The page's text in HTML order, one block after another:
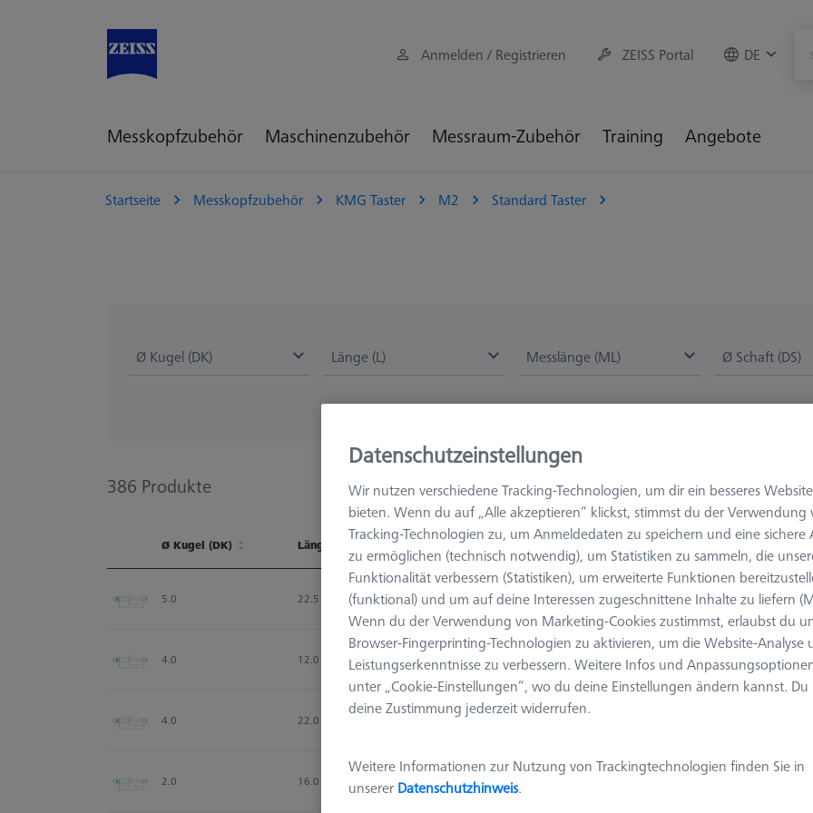
Anmelden / Registrieren ZEISS Portal DE
Messkopfzubehör Maschinenzubehör Messraum-Zubehör Training Angebote
Startseite Messkopfzubehör KMG Taster M2 Standard Taster
Ø Kugel (DK) Länge (L) Messlänge (ML) Ø Schaft (DS)
386 Produkte Verfügbarkeit
Ø Kugel (DK) Länge (L) Messlänge (ML)
Messlänge (ML) Ø Schaft (DS) Tastmaterial
5.0
22.5 16.5 2.0 Rubin
4.0 12.0 6.0 2.0 Rubin
4.0 22.0 16.0
2.0 16.0 10.0
Datenschutzeinstellungen
Wir nutzen verschiedene Tracking-Technologien, um dir ein besseres
bieten. Wenn du auf „Alle akzeptieren“ klickst, stimmst du der Verwendung
Tracking-Technologien zu, um Anmeldedaten zu speichern und eine sichere
zu ermöglichen (technisch notwendig), um Statistiken zu sammeln, die
Funktionalität verbessern (Statistiken), um erweiterte Funktionen
(funktional) und um auf deine Interessen zugeschnittene Inhalte zu liefern
Wenn du der Verwendung von Marketing-Cookies zustimmst, erlaubst du
Browser-Fingerprinting-Technologien zu aktivieren, um die Website-Analyse
Leistungserkenntnisse zu verbessern. Weitere Infos und
unter „Cookie-Einstellungen“, wo du deine Einstellungen ändern kannst.
deine Zustimmung jederzeit widerrufen.
Weitere Informationen zur Nutzung von Trackingtechnologien finden Sie in
unserer Datenschutzhinweis.